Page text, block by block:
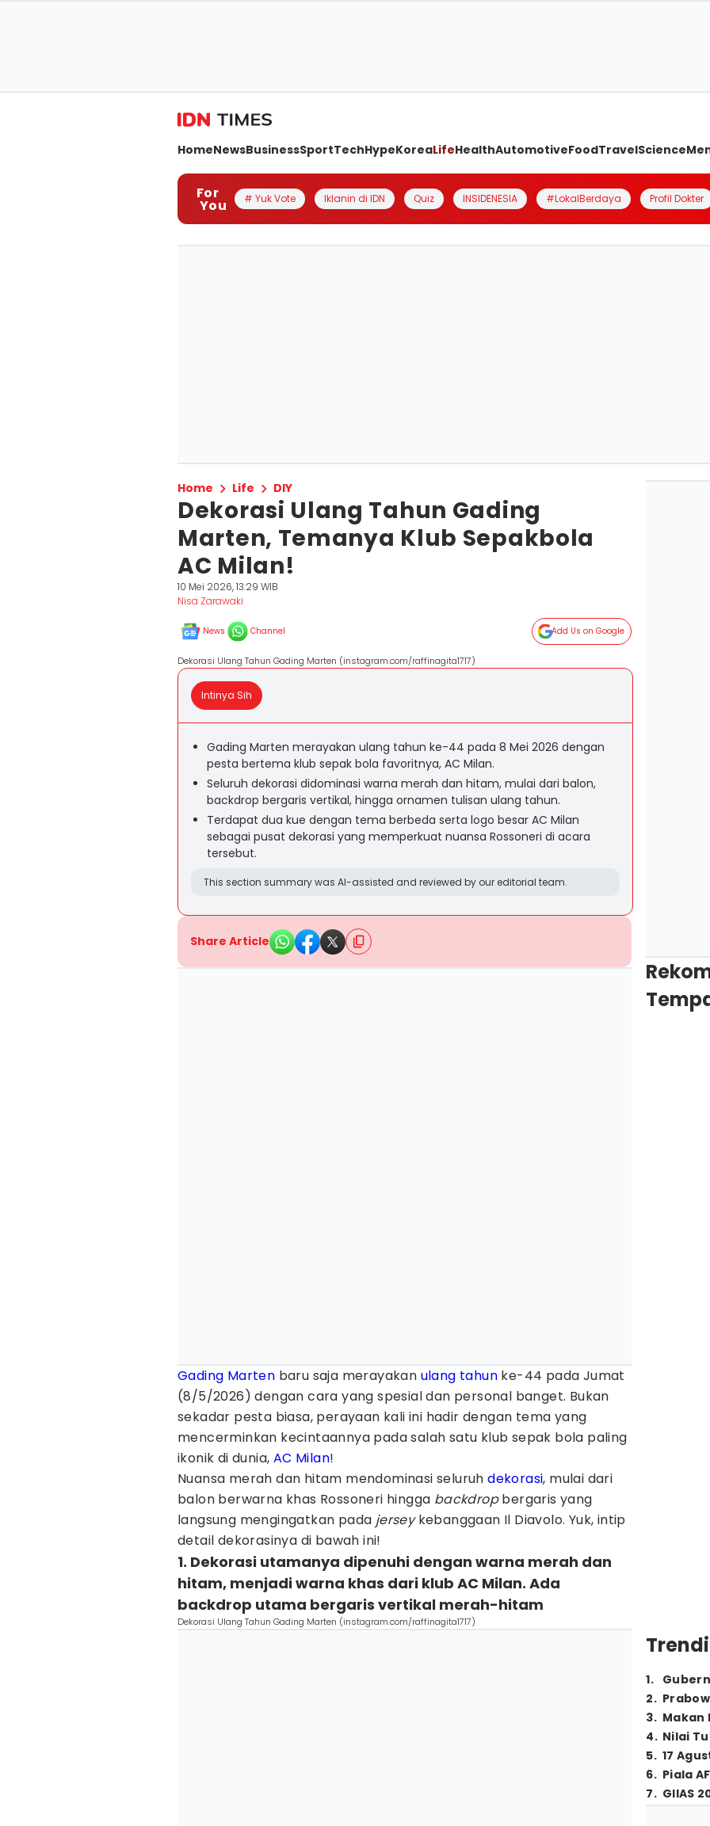
HomeNewsBusinessSportTechHypeKoreaLifeHealthAutomotiveFoodTravelScience
For
You # Yuk Vote Iklanin di IDN Quiz INSIDENESIA #LokalBerdaya Profil Dokter
Home Life DIY
Dekorasi Ulang Tahun Gading
Marten, Temanya Klub Sepakbola
AC Milan!
10 Mei 2026, 13:29 WIB
Nisa Zarawaki
News Channel Add Us on Google
Dekorasi Ulang Tahun Gading Marten (instagram.com/raffinagita1717)
Intinya Sih
Gading Marten merayakan ulang tahun ke-44 pada 8 Mei 2026 dengan
pesta bertema klub sepak bola favoritnya, AC Milan.
Seluruh dekorasi didominasi warna merah dan hitam, mulai dari balon,
backdrop bergaris vertikal, hingga ornamen tulisan ulang tahun.
Terdapat dua kue dengan tema berbeda serta logo besar AC Milan
sebagai pusat dekorasi yang memperkuat nuansa Rossoneri di acara
tersebut.
This section summary was AI-assisted and reviewed by our editorial team.
Share Article
Gading Marten baru saja merayakan ulang tahun ke-44 pada Jumat
(8/5/2026) dengan cara yang spesial dan personal banget. Bukan
sekadar pesta biasa, perayaan kali ini hadir dengan tema yang
mencerminkan kecintaannya pada salah satu klub sepak bola paling
ikonik di dunia, AC Milan!
Nuansa merah dan hitam mendominasi seluruhdekorasi, mulai dari
balon berwarna khas Rossoneri hingga backdropbergaris yang
langsung mengingatkan pada jerseykebanggaan Il Diavolo. Yuk, intip
detail dekorasinya di bawah ini!
1. Dekorasi utamanya dipenuhi dengan warna merah dan
hitam, menjadi warna khas dari klub AC Milan. Ada
backdrop utama bergaris vertikal merah-hitam
Dekorasi Ulang Tahun Gading Marten (instagram.com/raffinagita1717)
1.
2.
3. Makan
4. Nilai
5. 17
6. Piala
7. GIIAS